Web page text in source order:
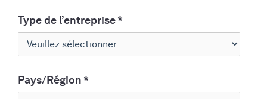
Type de l’entreprise*
Pays/Région*